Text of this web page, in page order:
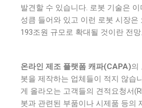
발견할 수 있습니다. 로봇 기술은
성큼 들어와 있고 이런 로봇 시장은
193조원 규모로 확대될 것이란 전
온라인 제조 플랫폼 캐파(CAPA)의
봇을 제작하는 업체들이 적지 않습
게 올라오는 고객들의 견적요청서
봇과 관련된 부품이나 시제품 등의